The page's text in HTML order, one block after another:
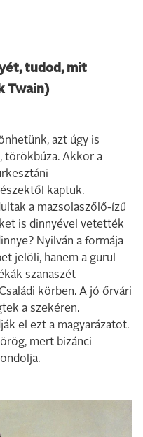
tudod, mit
Twain)
azt úgy is
törökbúza. Akkor a
kaptuk.
a mazsolaszőlő-ízű
is dinnyével vetették
Nyilván a formája
jelöli, hanem a gurul
szanaszét
körben. A jó őrvári
a szekéren.
el ezt a magyarázatot.
mert bizánci